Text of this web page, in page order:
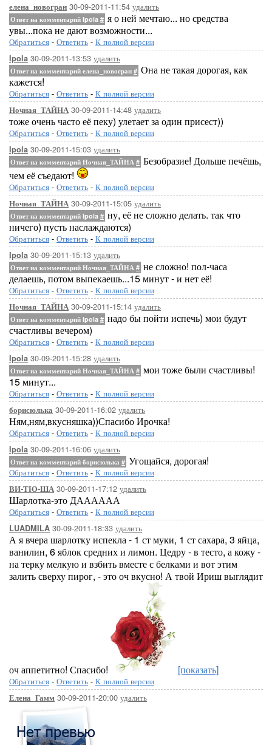
елена_новогран 30-09-2011-11:54 удалить
Ответ на комментарий Ipola # я о ней мечтаю... но средства
увы...пока не дают возможности...
Обратиться - Ответить - К полной версии
Ipola 30-09-2011-13:53 удалить
Ответ на комментарий елена_новогран # Она не такая дорогая, как
кажется!
Обратиться - Ответить - К полной версии
Ночная_ТАЙНА 30-09-2011-14:48 удалить
тоже очень часто её пеку) улетает за один присест))
Обратиться - Ответить - К полной версии
Ipola 30-09-2011-15:03 удалить
Ответ на комментарий Ночная_ТАЙНА # Безобразие! Дольше печёшь,
чем её съедают!
Обратиться - Ответить - К полной версии
Ночная_ТАЙНА 30-09-2011-15:05 удалить
Ответ на комментарий Ipola # ну, её не сложно делать. так что
ничего) пусть наслаждаются)
Обратиться - Ответить - К полной версии
Ipola 30-09-2011-15:13 удалить
Ответ на комментарий Ночная_ТАЙНА # не сложно! пол-часа
делаешь, потом выпекаешь...15 минут - и нет её!
Обратиться - Ответить - К полной версии
Ночная_ТАЙНА 30-09-2011-15:14 удалить
Ответ на комментарий Ipola # надо бы пойти испечь) мои будут
счастливы вечером)
Обратиться - Ответить - К полной версии
Ipola 30-09-2011-15:28 удалить
Ответ на комментарий Ночная_ТАЙНА # мои тоже были счастливы!
15 минут...
Обратиться - Ответить - К полной версии
борисюлька 30-09-2011-16:02 удалить
Ням,ням,вкусняшка))Спасибо Ирочка!
Обратиться - Ответить - К полной версии
Ipola 30-09-2011-16:06 удалить
Ответ на комментарий борисюлька # Угощайся, дорогая!
Обратиться - Ответить - К полной версии
ВИ-ТЮ-ША 30-09-2011-17:12 удалить
Шарлотка-это ДАААААА
Обратиться - Ответить - К полной версии
LUADMILA 30-09-2011-18:33 удалить
А я вчера шарлотку испекла - 1 ст муки, 1 ст сахара, 3 яйца,
ванилин, 6 яблок средних и лимон. Цедру - в тесто, а кожу -
на терку мелкую и взбить вместе с белками и вот этим
залить сверху пирог, - это оч вкусно! А твой Ириш выглядит
оч аппетитно! Спасибо! [показать]
Обратиться - Ответить - К полной версии
Елена_Гамм 30-09-2011-20:00 удалить